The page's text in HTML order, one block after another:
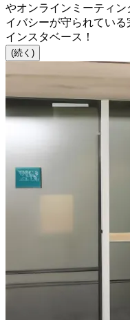
やオンラインミーティ
イバシーが守られてい
インスタベース！
(続く)